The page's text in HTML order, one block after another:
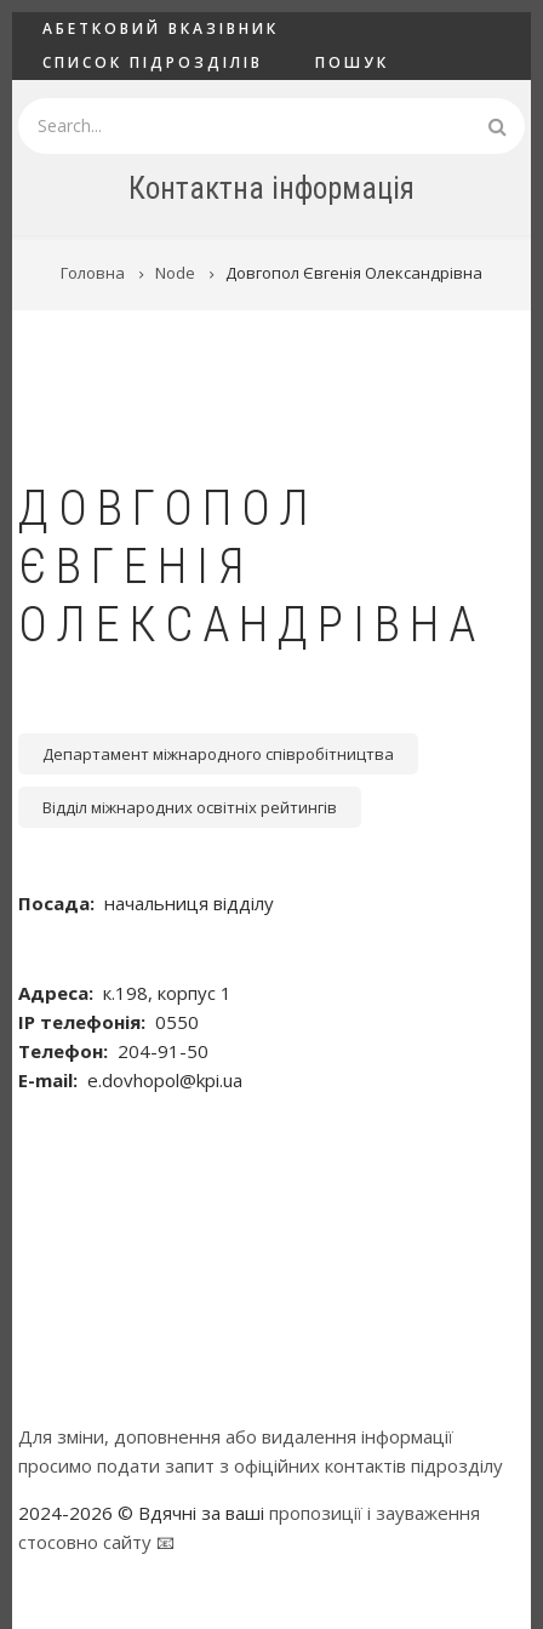
Перейти
основного
ГОЛОВНЕ
АБЕТКОВИЙ ВКАЗІВНИК
СПИСОК ПІДРОЗДІЛІВ
ПОШУК
Контактна інформація
РЯДОК
Головна Node Довгопол Євгенія Олександрівна
ДОВГОПОЛ
ЄВГЕНІЯ
ОЛЕКСАНДРІВНА
Департамент міжнародного співробітництва
Відділ міжнародних освітніх рейтингів
Посада начальниця відділу
Адреса к.198, корпус 1
ІР телефонія 0550
Телефон
204-91-50
Е-mail e.dovhopol@kpi.ua
Для зміни, доповнення або видалення інформації
просимо подати запит з офіційних контактів підрозділу
2024-2026 © Вдячні за ваші пропозиції і зауваження
стосовно сайту 📧